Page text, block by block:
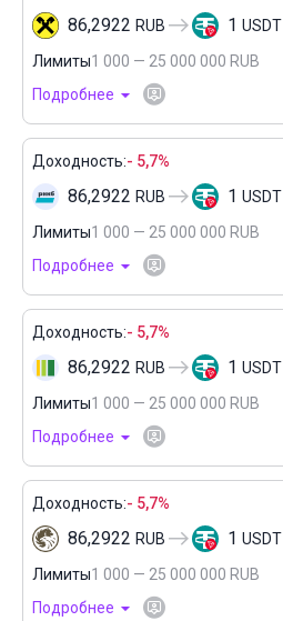
86,2922 RUB 1 USDT
Лимиты1 000 — 25 000 000 RUB
Подробнее
Доходность:- 5,7%
86,2922 RUB 1 USDT
Лимиты1 000 — 25 000 000 RUB
Подробнее
Доходность:- 5,7%
86,2922 RUB 1 USDT
Лимиты1 000 — 25 000 000 RUB
Подробнее
Доходность:- 5,7%
86,2922 RUB 1 USDT
Лимиты1 000 — 25 000 000 RUB
Подробнее